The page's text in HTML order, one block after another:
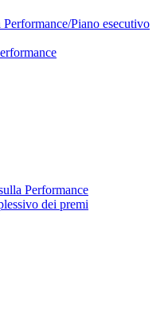
Performance/Piano esecutivo
Performance
dei premi